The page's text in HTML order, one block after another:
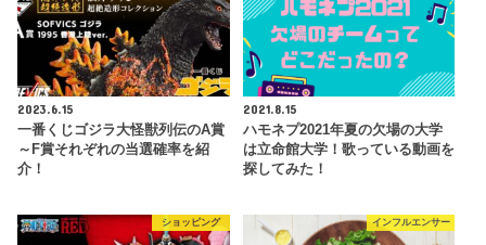
2023.6.15
一番くじゴジラ大怪獣列伝のA賞
～F賞それぞれの当選確率を紹
介！
2021.8.15
ハモネプ2021年夏の欠場の大学
は立命館大学！歌っている動画を
探してみた！
ショッピング インフルエンサー